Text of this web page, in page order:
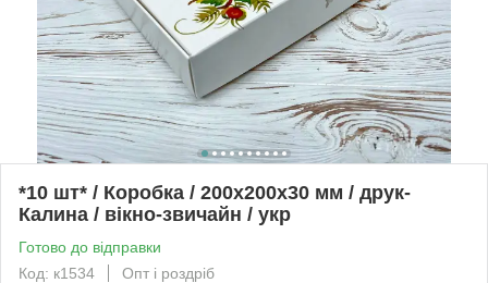
*10 шт* / Коробка / 200х200х30 мм / друк-
Калина / вікно-звичайн / укр
Готово до відправки
Код: к1534
Опт і роздріб